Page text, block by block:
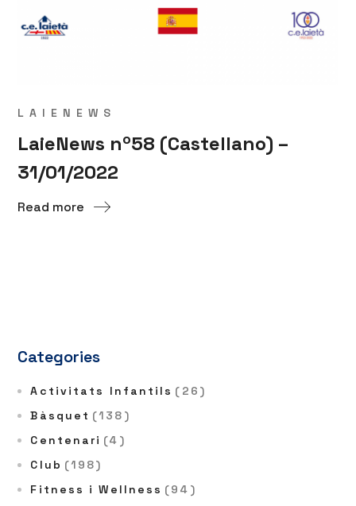
LAIENEWS
LaieNews nº58 (Castellano) –
31/01/2022
Read more
Categories
Activitats Infantils (26)
Bàsquet (138)
Centenari (4)
Club (198)
Fitness i Wellness (94)